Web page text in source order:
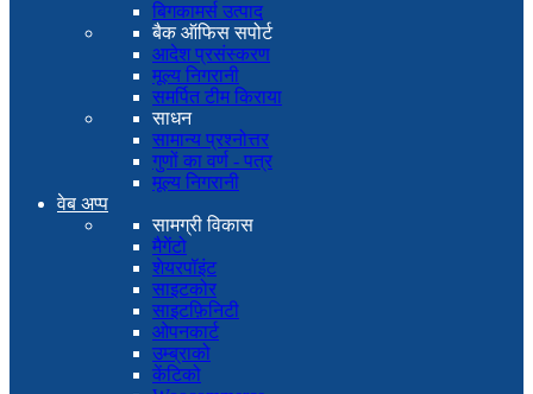
बिगकामर्स उत्पाद
बैक ऑफिस सपोर्ट
आदेश प्रसंस्करण
मूल्य निगरानी
समर्पित टीम किराया
साधन
सामान्य प्रश्नोत्तर
गुणों का वर्ण - पत्र
मूल्य निगरानी
वेब अप्प
सामग्री विकास
मैगेंटो
शेयरपॉइंट
साइटकोर
साइटफ़िनिटी
ओपनकार्ट
उम्ब्राको
केंटिको